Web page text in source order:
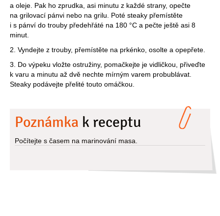
a oleje. Pak ho zprudka, asi minutu z každé strany, opečte
na grilovací pánvi nebo na grilu. Poté steaky přemístěte
i s pánví do trouby předehřáté na 180 °C a pečte ještě asi 8
minut.
2. Vyndejte z trouby, přemístěte na prkénko, osolte a opepřete.
3. Do výpeku vložte ostružiny, pomačkejte je vidličkou, přiveďte
k varu a minutu až dvě nechte mírným varem probublávat.
Steaky podávejte přelité touto omáčkou.
Poznámka k receptu
Počítejte s časem na marinování masa.